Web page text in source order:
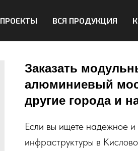
ПРОЕКТЫ ВСЯ ПРОДУКЦИЯ
Заказать
алюминиевый
другие города и
Если вы ищете надежное
инфраструктуры в